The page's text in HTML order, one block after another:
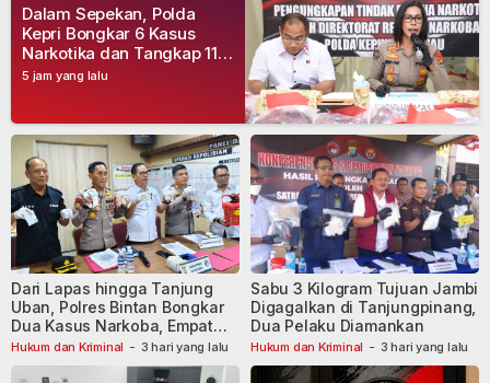
5 jam yang lalu
Dalam Sepekan, Polda
Kepri Bongkar 6 Kasus
Narkotika dan Tangkap 11
Tersangka
Hukum dan Kriminal - 3 hari yang lalu
Dari Lapas hingga Tanjung
Uban, Polres Bintan Bongkar
Dua Kasus Narkoba, Empat
Tersangka Dibekuk
Hukum dan Kriminal - 3 hari yang lalu
Sabu 3 Kilogram Tujuan Jambi
Digagalkan di Tanjungpinang,
Dua Pelaku Diamankan